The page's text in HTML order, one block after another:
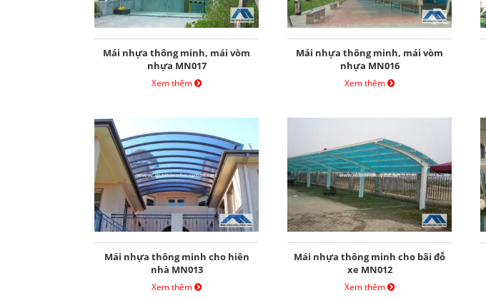
Mái nhựa thông minh, mái vòm
nhựa MN017
Xem thêm
Mái nhựa thông minh, mái vòm
nhựa MN016
Xem thêm
Mái nhựa thông minh cho hiên
nhà MN013
Xem thêm
Mái nhựa thông minh cho bãi đỗ
xe MN012
Xem thêm